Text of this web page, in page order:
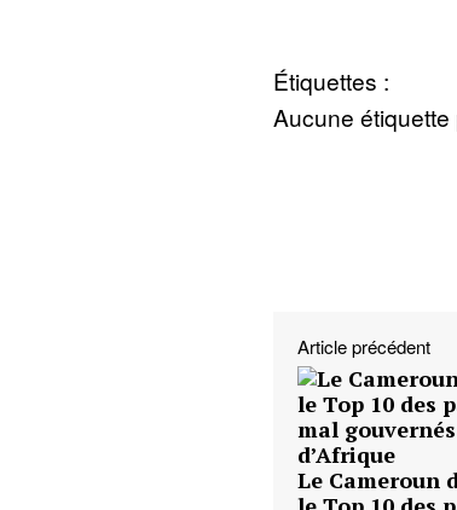
Étiquettes :
Aucune
Article précédent
Le Cameroun